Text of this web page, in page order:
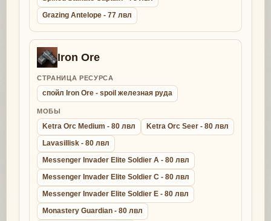
Grazing Antelope - 77 лвл
Iron Ore
СТРАНИЦА РЕСУРСА
спойл Iron Ore - spoil железная руда
МОБЫ
Ketra Orc Medium - 80 лвл
Ketra Orc Seer - 80 лвл
Lavasillisk - 80 лвл
Messenger Invader Elite Soldier A - 80 лвл
Messenger Invader Elite Soldier C - 80 лвл
Messenger Invader Elite Soldier E - 80 лвл
Monastery Guardian - 80 лвл